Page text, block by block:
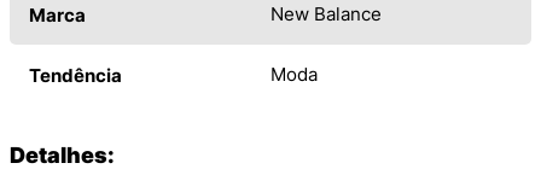
Marca New Balance
Tendência Moda
Detalhes: